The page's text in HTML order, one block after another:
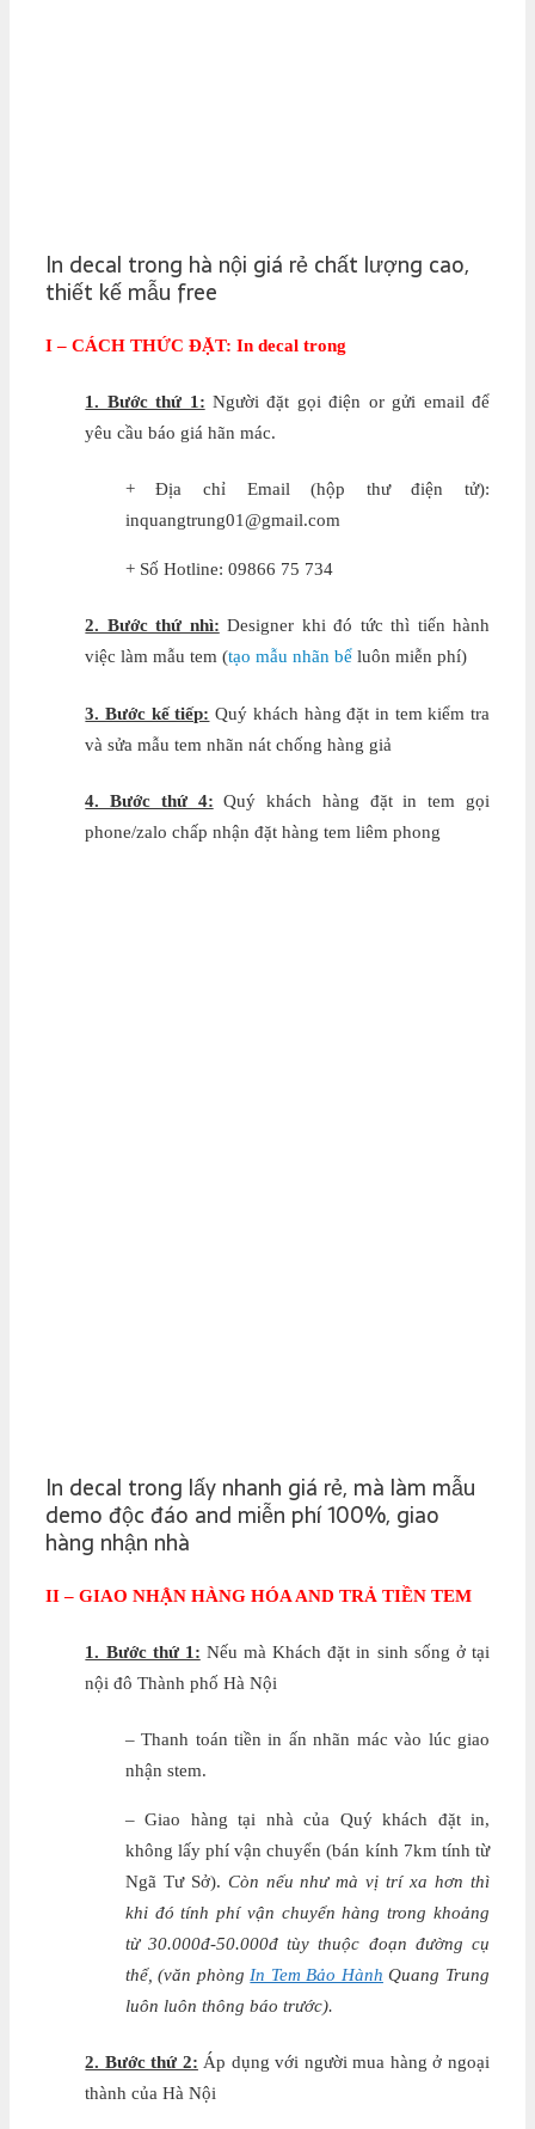
In decal trong hà nội giá rẻ chất lượng cao,
thiết kế mẫu free
I – CÁCH THỨC ĐẶT: In decal trong
1. Bước thứ 1: Người đặt gọi điện or gửi email để
yêu cầu báo giá hãn mác.
+ Địa chỉ Email (hộp thư điện tử):
inquangtrung01@gmail.com
+ Số Hotline: 09866 75 734
2. Bước thứ nhì: Designer khi đó tức thì tiến hành
việc làm mẫu tem (tạo mẫu nhãn bể luôn miễn phí)
3. Bước kế tiếp: Quý khách hàng đặt in tem kiểm tra
và sửa mẫu tem nhãn nát chống hàng giả
4. Bước thứ 4: Quý khách hàng đặt in tem gọi
phone/zalo chấp nhận đặt hàng tem liêm phong
In decal trong lấy nhanh giá rẻ, mà làm mẫu
demo độc đáo and miễn phí 100%, giao
hàng nhận nhà
II – GIAO NHẬN HÀNG HÓA AND TRẢ TIỀN TEM
1. Bước thứ 1: Nếu mà Khách đặt in sinh sống ở tại
nội đô Thành phố Hà Nội
– Thanh toán tiền in ấn nhãn mác vào lúc giao
nhận stem.
– Giao hàng tại nhà của Quý khách đặt in,
không lấy phí vận chuyển (bán kính 7km tính từ
Ngã Tư Sở). Còn nếu như mà vị trí xa hơn thì
khi đó tính phí vận chuyển hàng trong khoảng
từ 30.000đ-50.000đ tùy thuộc đoạn đường cụ
thể, (văn phòng In Tem Bảo Hành Quang Trung
luôn luôn thông báo trước).
2. Bước thứ 2: Áp dụng với người mua hàng ở ngoại
thành của Hà Nội